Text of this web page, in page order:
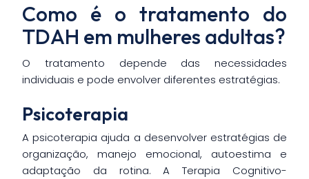
Como é o tratamento do
TDAH em mulheres adultas?
O tratamento depende das necessidades
individuais e pode envolver diferentes estratégias.
Psicoterapia
A psicoterapia ajuda a desenvolver estratégias de
organização, manejo emocional, autoestima e
adaptação da rotina. A Terapia Cognitivo-